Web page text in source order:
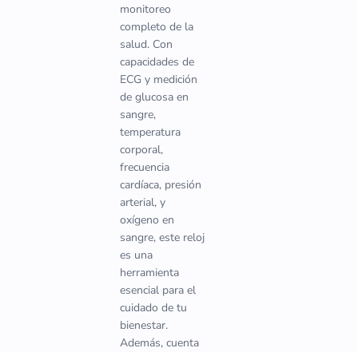
monitoreo
completo de la
salud. Con
capacidades de
ECG y medición
de glucosa en
sangre,
temperatura
corporal,
frecuencia
cardíaca, presión
arterial, y
oxígeno en
sangre, este reloj
es una
herramienta
esencial para el
cuidado de tu
bienestar.
Además, cuenta